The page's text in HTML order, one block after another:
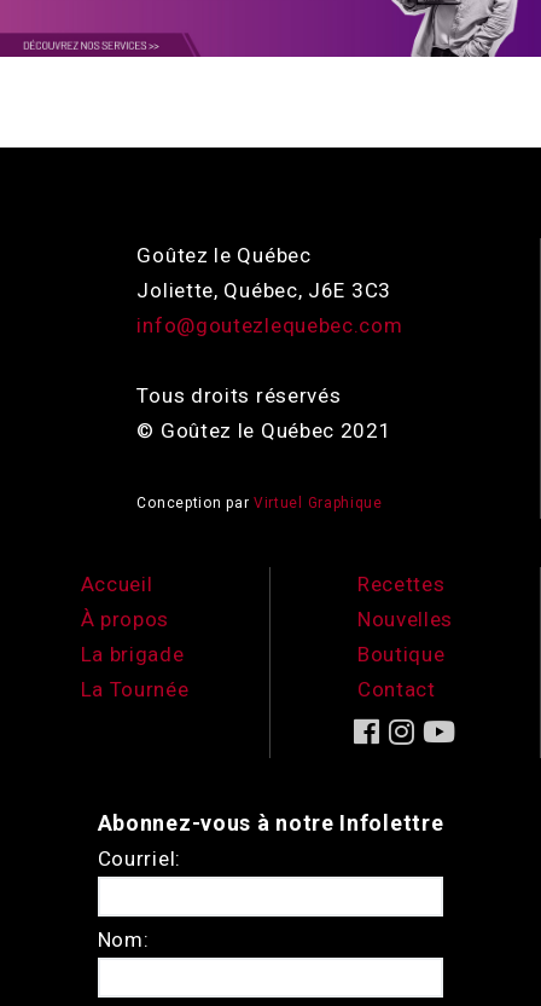
Goûtez le Québec
Joliette, Québec, J6E 3C3
info@goutezlequebec.com
Tous droits réservés
© Goûtez le Québec 2021
Conception par Virtuel Graphique
Accueil
À propos
La brigade
La Tournée
Recettes
Nouvelles
Boutique
Contact
Abonnez-vous à notre Infolettre
Courriel:
Nom: